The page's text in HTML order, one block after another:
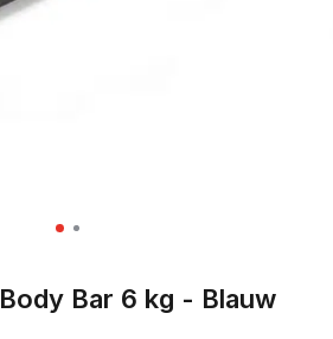
Bar 6 kg - Blauw